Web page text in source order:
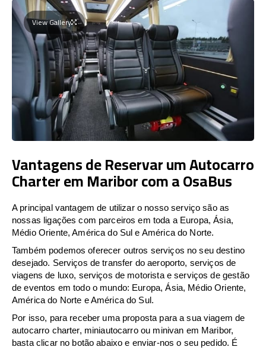
View Gallery
Vantagens de Reservar um Autocarro
Charter em Maribor com a OsaBus
A principal vantagem de utilizar o nosso serviço são as
nossas ligações com parceiros em toda a Europa, Ásia,
Médio Oriente, América do Sul e América do Norte.
Também podemos oferecer outros serviços no seu destino
desejado. Serviços de transfer do aeroporto, serviços de
viagens de luxo, serviços de motorista e serviços de gestão
de eventos em todo o mundo: Europa, Ásia, Médio Oriente,
América do Norte e América do Sul.
Por isso, para receber uma proposta para a sua viagem de
autocarro charter, miniautocarro ou minivan em Maribor,
basta clicar no botão abaixo e enviar-nos o seu pedido. É